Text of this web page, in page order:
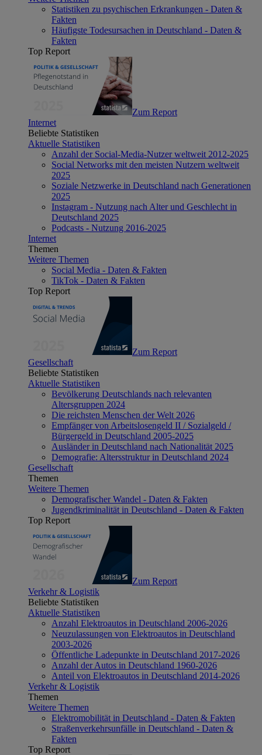
Statistiken zu psychischen Erkrankungen - Daten &
Fakten
Häufigste Todesursachen in Deutschland - Daten &
Fakten
Top Report
Zum Report
Internet
Beliebte Statistiken
Aktuelle Statistiken
Anzahl der Social-Media-Nutzer weltweit 2012-2025
Social Networks mit den meisten Nutzern weltweit
2025
Soziale Netzwerke in Deutschland nach Generationen
2025
Instagram - Nutzung nach Alter und Geschlecht in
Deutschland 2025
Podcasts - Nutzung 2016-2025
Internet
Themen
Weitere Themen
Social Media - Daten & Fakten
TikTok - Daten & Fakten
Top Report
Zum Report
Gesellschaft
Beliebte Statistiken
Aktuelle Statistiken
Bevölkerung Deutschlands nach relevanten
Altersgruppen 2024
Die reichsten Menschen der Welt 2026
Empfänger von Arbeitslosengeld II / Sozialgeld /
Bürgergeld in Deutschland 2005-2025
Ausländer in Deutschland nach Nationalität 2025
Demografie: Altersstruktur in Deutschland 2024
Gesellschaft
Themen
Weitere Themen
Demografischer Wandel - Daten & Fakten
Jugendkriminalität in Deutschland - Daten & Fakten
Top Report
Zum Report
Verkehr & Logistik
Beliebte Statistiken
Aktuelle Statistiken
Anzahl Elektroautos in Deutschland 2006-2026
Neuzulassungen von Elektroautos in Deutschland
2003-2026
Öffentliche Ladepunkte in Deutschland 2017-2026
Anzahl der Autos in Deutschland 1960-2026
Anteil von Elektroautos in Deutschland 2014-2026
Verkehr & Logistik
Themen
Weitere Themen
Elektromobilität in Deutschland - Daten & Fakten
Straßenverkehrsunfälle in Deutschland - Daten &
Fakten
Top Report